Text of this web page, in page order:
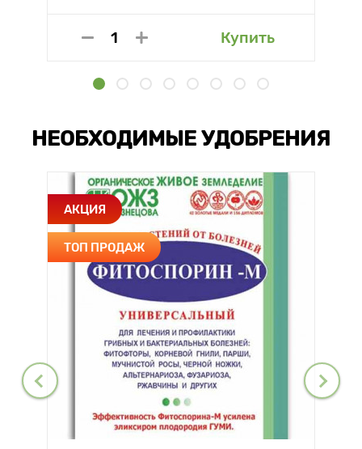
Купить
НЕОБХОДИМЫЕ УДОБРЕНИЯ
АКЦИЯ
ТОП ПРОДАЖ